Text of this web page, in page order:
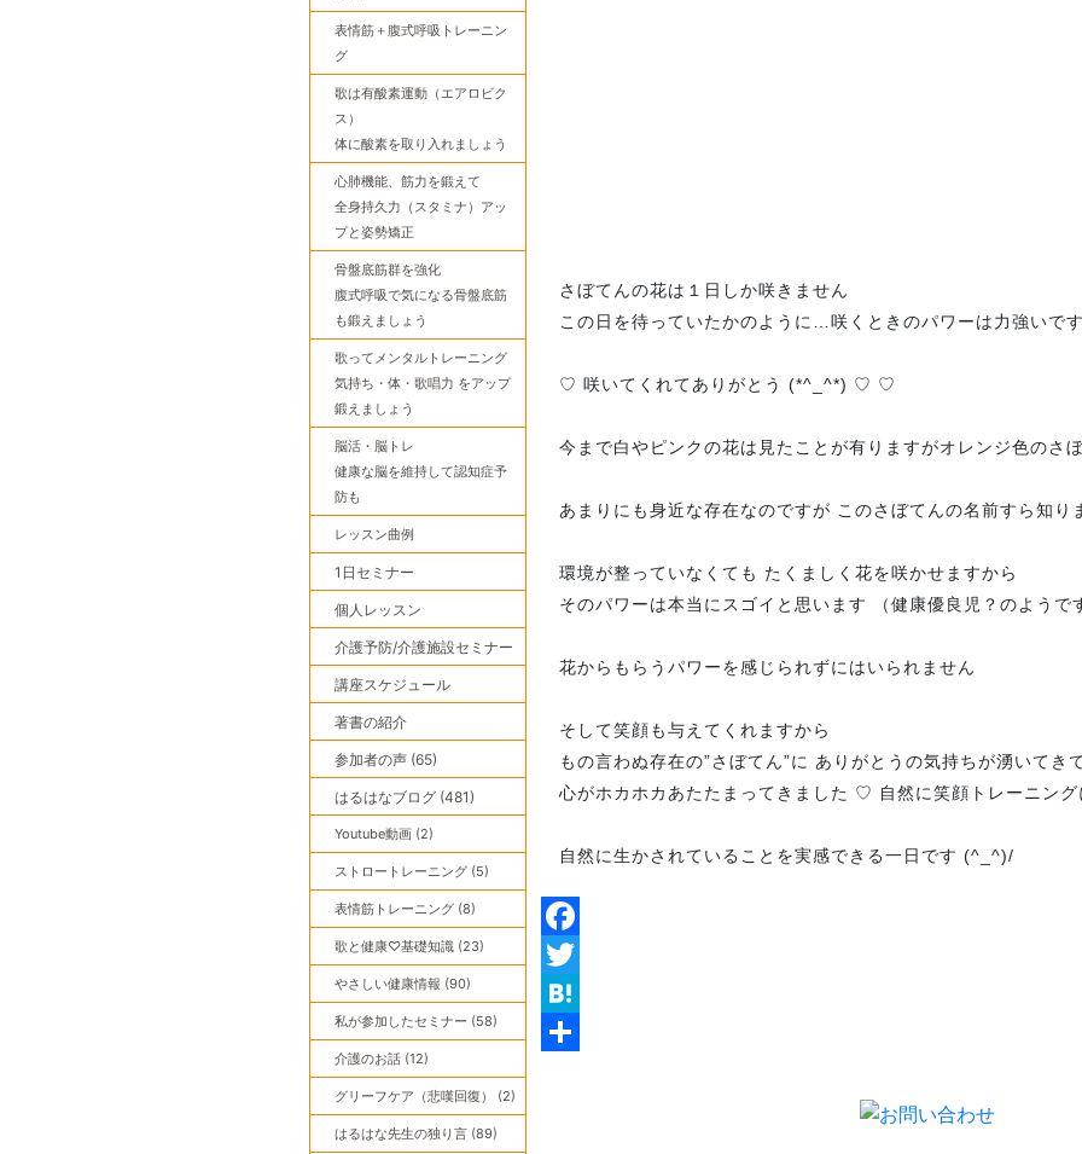
さぼてんの花は１日しか咲きません
この日を待っていたかのように…咲くときのパワーは力強いです
♡ 咲いてくれてありがとう (*^_^*) ♡ ♡
今まで白やピンクの花は見たことが有りますがオレンジ色のさ
あまりにも身近な存在なのですが このさぼてんの名前すら知り
環境が整っていなくても たくましく花を咲かせますから
そのパワーは本当にスゴイと思います （健康優良児？のよう
花からもらうパワーを感じられずにはいられません
そして笑顔も与えてくれますから
もの言わぬ存在の”さぼてん”に ありがとうの気持ちが湧いてき
心がホカホカあたたまってきました ♡ 自然に笑顔トレーニン
自然に生かされていることを実感できる一日です (^_^)/
Facebook
Twitter
Hatena
表情筋＋腹式呼吸トレーニン
グ
歌は有酸素運動（エアロビク
ス）
体に酸素を取り入れましょう
心肺機能、筋力を鍛えて
全身持久力（スタミナ）アッ
プと姿勢矯正
骨盤底筋群を強化
腹式呼吸で気になる骨盤底筋
も鍛えましょう
歌ってメンタルトレーニング
気持ち・体・歌唱力 をアップ
鍛えましょう
脳活・脳トレ
健康な脳を維持して認知症予
防も
レッスン曲例
1日セミナー
個人レッスン
介護予防/介護施設セミナー
講座スケジュール
著書の紹介
参加者の声 (65)
はるはなブログ (481)
Youtube動画 (2)
ストロートレーニング (5)
表情筋トレーニング (8)
歌と健康♡基礎知識 (23)
やさしい健康情報 (90)
私が参加したセミナー (58)
介護のお話 (12)
グリーフケア（悲嘆回復） (2)
はるはな先生の独り言 (89)